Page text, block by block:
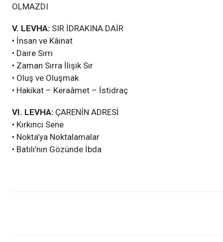
OLMAZDI
V. LEVHA: SIR İDRAKINA DAİR
• İnsan ve Kâinat
• Daire Sırrı
• Zaman Sırra İlişik Sır
• Oluş ve Oluşmak
• Hakikat – Keraâmet – İstidraç
VI. LEVHA: ÇARENİN ADRESİ
• Kırkıncı Sene
• Nokta’ya Noktalamalar
• Batılı’nın Gözünde İbda